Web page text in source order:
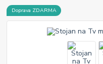
Doprava ZDARMA